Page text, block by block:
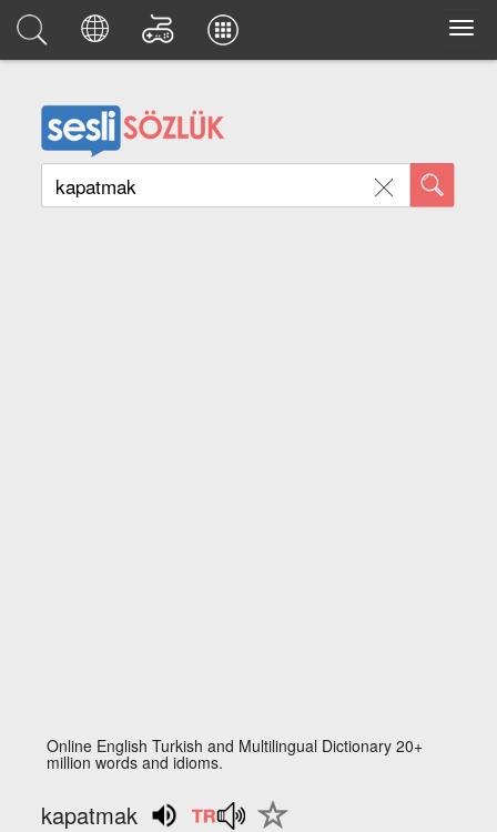
Online English Turkish and Multilingual Dictionary 20+
million words and idioms.
kapatmak